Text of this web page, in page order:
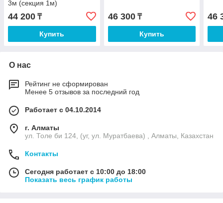
3м (секция 1м)
44 200 ₸
Купить
46 300₸
Купить
46
О нас
Рейтинг не сформирован
Менее 5 отзывов за последний год
Работает с 04.10.2014
г. Алматы
ул. Толе би 124, (уг, ул. Муратбаева) , Алматы, Казахстан
Контакты
Сегодня работает с 10:00 до 18:00
Показать весь график работы